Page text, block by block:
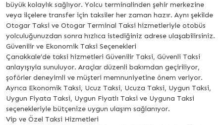
büyük kolaylık sağlıyor. Yolcu terminalinden şehir merkezine
veya ilçelere transfer için taksiler her zaman hazır. Aynı şekilde
Otogar Taksi ve Otogar Terminal Taksi hizmetleriyle otobüs
yolculuğunuzdan sonra hızlıca istediğiniz adrese ulaşabilirsiniz.
Güvenilir ve Ekonomik Taksi Seçenekleri
Çanakkale’de taksi hizmetleri Güvenilir Taksi, Güvenli Taksi
anlayışıyla sunuluyor. Araçlar düzenli bakımdan geçiriliyor,
şoförler deneyimli ve müşteri memnuniyetine önem veriyor.
Ayrıca Ekonomik Taksi, Ucuz Taksi, Ucuza Taksi, Uygun Taksi,
Uygun Fiyata Taksi, Uygun Fiyatlı Taksi ve Uyguna Taksi
seçenekleriyle bütçenize uygun ulaşım sağlanıyor.
Vip ve Özel Taksi Hizmetleri